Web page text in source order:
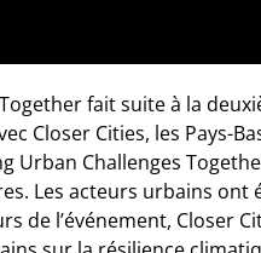
fait suite à la
Closer Cities, les Pays-
Urban Challenges
Les acteurs urbains ont
de l’événement, Closer